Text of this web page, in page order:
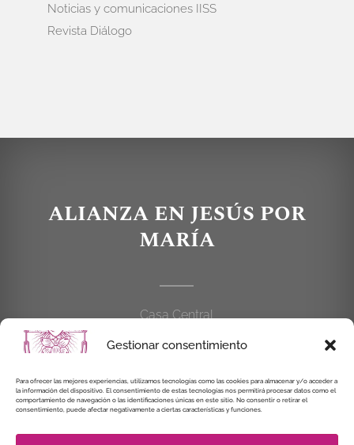
Gestionar consentimiento
Para ofrecer las mejores experiencias, utilizamos tecnologías como las cookies para almacenar y/o acceder a
la información del dispositivo. El consentimiento de estas tecnologías nos permitirá procesar datos como el
comportamiento de navegación o las identificaciones únicas en este sitio. No consentir o retirar el
consentimiento, puede afectar negativamente a ciertas características y funciones.
Noticias y comunicaciones IISS
Revista Diálogo
ALIANZA EN JESÚS POR
MARÍA
Casa Central
914 462 114
alianzaenjesuspormaria@gmail.com